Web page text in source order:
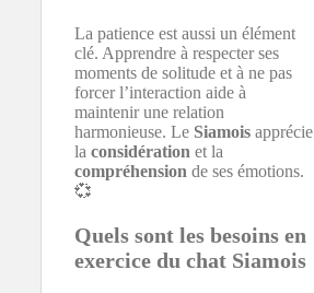
La patience est aussi un élément
clé. Apprendre à respecter ses
moments de solitude et à ne pas
forcer l’interaction aide à
maintenir une relation
harmonieuse. Le Siamois apprécie
la considération et la
compréhension de ses émotions.
💞
Quels sont les besoins en
exercice du chat Siamois